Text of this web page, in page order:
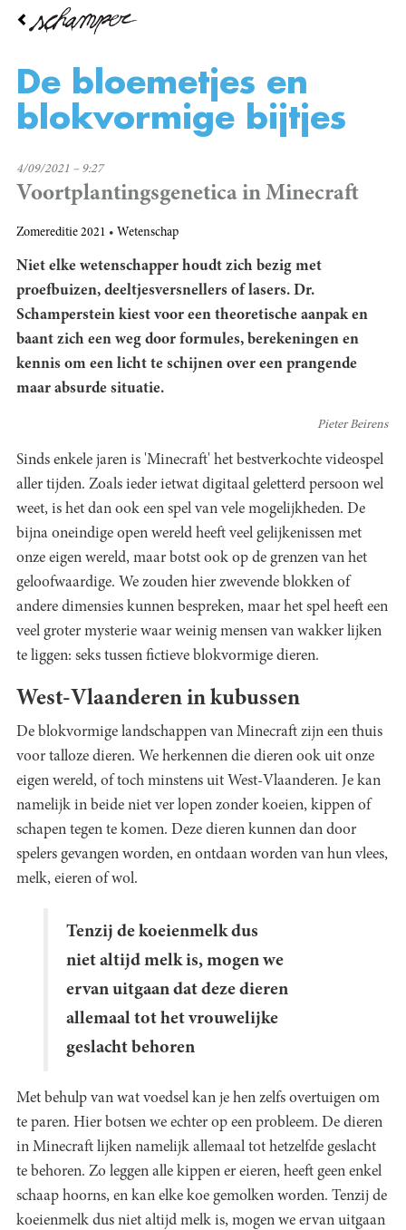
Overslaan
inhoud
gaanDe bloemetjes en
blokvormige bijtjes
4/09/2021 – 9:27
Voortplantingsgenetica in Minecraft
Zomereditie 2021 Wetenschap
Niet elke wetenschapper houdt zich bezig met
proefbuizen, deeltjesversnellers of lasers. Dr.
Schamperstein kiest voor een theoretische aanpak en
baant zich een weg door formules, berekeningen en
kennis om een licht te schijnen over een prangende
maar absurde situatie.
Pieter Beirens
Sinds enkele jaren is 'Minecraft' het bestverkochte videospel
aller tijden. Zoals ieder ietwat digitaal geletterd persoon wel
weet, is het dan ook een spel van vele mogelijkheden. De
bijna oneindige open wereld heeft veel gelijkenissen met
onze eigen wereld, maar botst ook op de grenzen van het
geloofwaardige. We zouden hier zwevende blokken of
andere dimensies kunnen bespreken, maar het spel heeft een
veel groter mysterie waar weinig mensen van wakker lijken
te liggen: seks tussen fictieve blokvormige dieren.
West-Vlaanderen in kubussen
De blokvormige landschappen van Minecraft zijn een thuis
voor talloze dieren. We herkennen die dieren ook uit onze
eigen wereld, of toch minstens uit West-Vlaanderen. Je kan
namelijk in beide niet ver lopen zonder koeien, kippen of
schapen tegen te komen. Deze dieren kunnen dan door
spelers gevangen worden, en ontdaan worden van hun vlees,
melk, eieren of wol.
Tenzij de koeienmelk dus
niet altijd melk is, mogen we
ervan uitgaan dat deze dieren
allemaal tot het vrouwelijke
geslacht behoren
Met behulp van wat voedsel kan je hen zelfs overtuigen om
te paren. Hier botsen we echter op een probleem. De dieren
in Minecraft lijken namelijk allemaal tot hetzelfde geslacht
te behoren. Zo leggen alle kippen er eieren, heeft geen enkel
schaap hoorns, en kan elke koe gemolken worden. Tenzij de
koeienmelk dus niet altijd melk is, mogen we ervan uitgaan